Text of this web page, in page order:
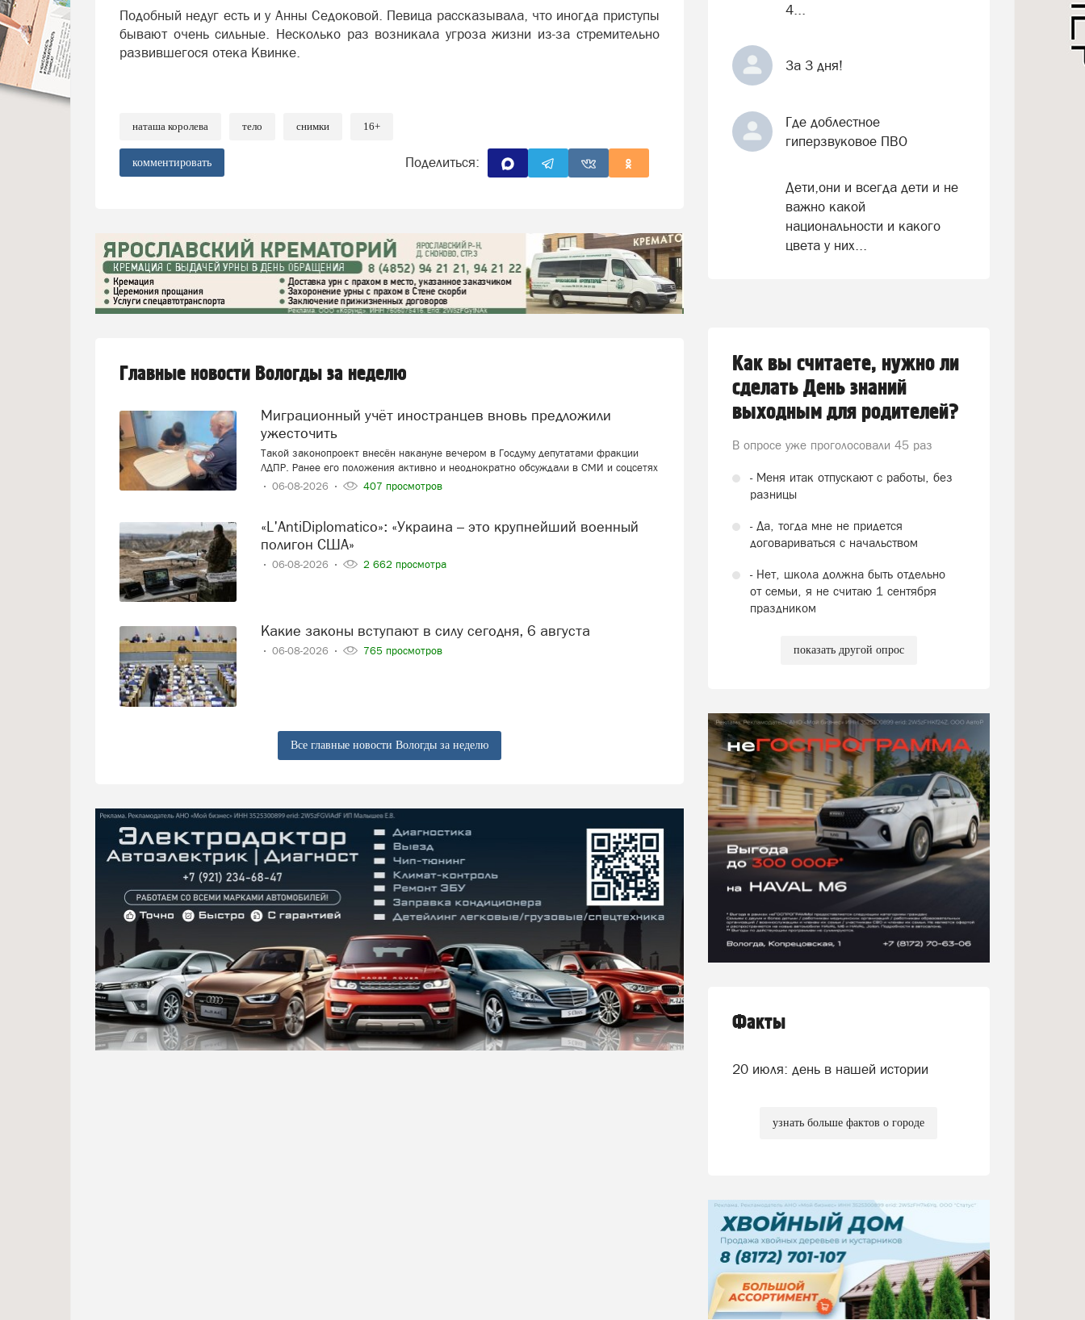
Подобный недуг есть и у Анны Седоковой. Певица рассказывала, что иногда приступы
бывают очень сильные. Несколько раз возникала угроза жизни из-за стремительно
развившегося отека Квинке.
наташа королева тело снимки 16+
комментировать Поделиться:
Главные новости Вологды за неделю
Миграционный учёт иностранцев вновь предложили
ужесточить
Такой законопроект внесён накануне вечером в Госдуму депутатами фракции
ЛДПР. Ранее его положения активно и неоднократно обсуждали в СМИ и соцсетях
06-08-2026
407 просмотров
«L'AntiDiplomatico»: «Украина – это крупнейший военный
полигон США»
06-08-2026 2 662 просмотра
Какие законы вступают в силу сегодня, 6 августа
06-08-2026 765 просмотров
Все главные новости Вологды за неделю
4...
За 3 дня!
Где доблестное
гиперзвуковое ПВО
Дети,они и всегда дети и не
важно какой
национальности и какого
цвета у них...
Как вы считаете, нужно ли
сделать День знаний
выходным для родителей?
В опросе уже проголосовали 45 раз
- Меня итак отпускают с работы, без
разницы
- Да, тогда мне не придется
договариваться с начальством
- Нет, школа должна быть отдельно
от семьи, я не считаю 1 сентября
праздником
показать другой опрос
Факты
20 июля: день в нашей истории
узнать больше фактов о городе